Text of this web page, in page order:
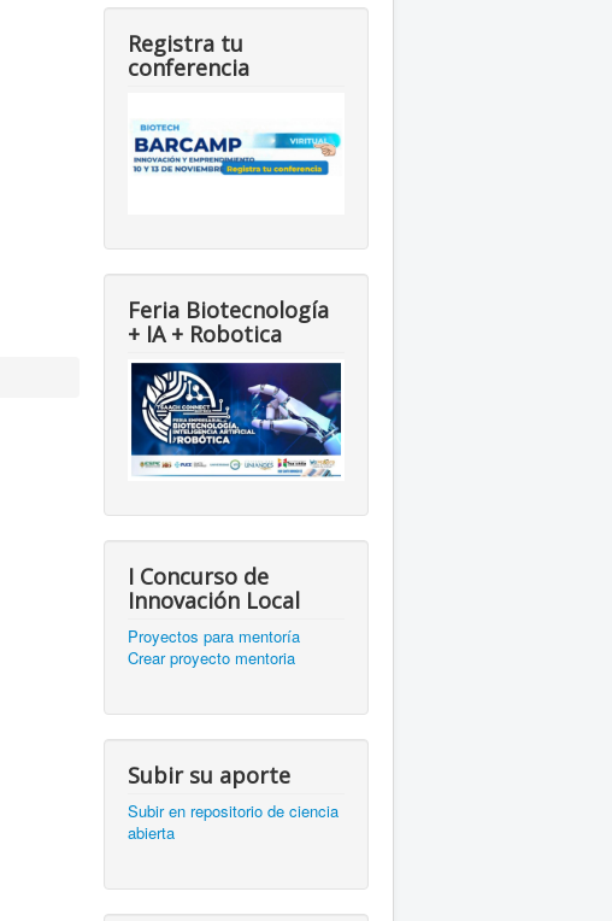
Registra tu
conferencia
Feria Biotecnología
+ IA + Robotica
I Concurso de
Innovación Local
Proyectos para mentoría
Crear proyecto mentoria
Subir su aporte
Subir en repositorio de ciencia
abierta